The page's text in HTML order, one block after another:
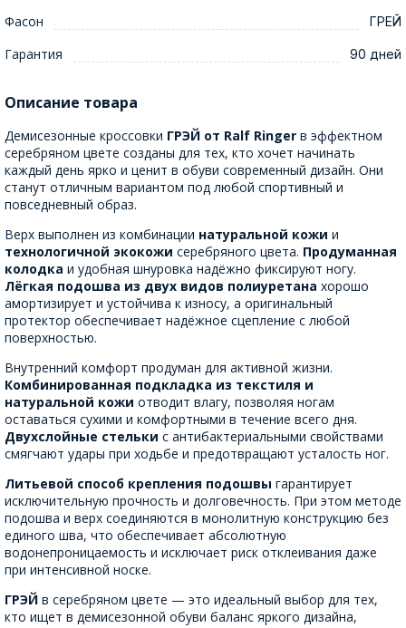
Фасон ГРЕЙ
Гарантия 90 дней
Описание товара
Демисезонные кроссовки ГРЭЙ от Ralf Ringer в эффектном
серебряном цвете созданы для тех, кто хочет начинать
каждый день ярко и ценит в обуви современный дизайн. Они
станут отличным вариантом под любой спортивный и
повседневный образ.
Верх выполнен из комбинации натуральной кожи и
технологичной экокожи серебряного цвета. Продуманная
колодка и удобная шнуровка надёжно фиксируют ногу.
Лёгкая подошва из двух видов полиуретана хорошо
амортизирует и устойчива к износу, а оригинальный
протектор обеспечивает надёжное сцепление с любой
поверхностью.
Внутренний комфорт продуман для активной жизни.
Комбинированная подкладка из текстиля и
натуральной кожи отводит влагу, позволяя ногам
оставаться сухими и комфортными в течение всего дня.
Двухслойные стельки с антибактериальными свойствами
смягчают удары при ходьбе и предотвращают усталость ног.
Литьевой способ крепления подошвы гарантирует
исключительную прочность и долговечность. При этом методе
подошва и верх соединяются в монолитную конструкцию без
единого шва, что обеспечивает абсолютную
водонепроницаемость и исключает риск отклеивания даже
при интенсивной носке.
ГРЭЙ в серебряном цвете — это идеальный выбор для тех,
кто ищет в демисезонной обуви баланс яркого дизайна,